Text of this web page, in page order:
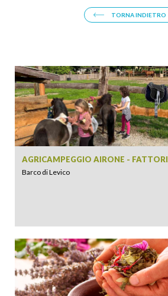
TORNA INDIETRO
AGRICAMPEGGIO AIRONE -
Barco di Levico